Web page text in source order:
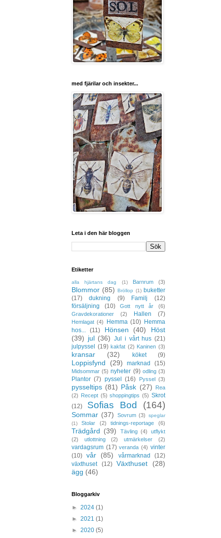
med fjärilar och insekter...
Leta i den här bloggen
Etiketter
alla hjärtans dag (1) Barnrum (3)
Blommor (85) Bröllop (1) buketter
(17)
dukning (9) Familj
(12)
försäljning
(10) Gott nytt år
(6)
Gravdekorationer
(2) Hallen (7)
Hemlagat (4) Hemma (10) Hemma
hos...
(11) Hönsen (40)
Höst
(39) jul (36) Jul i vårt hus (21)
julpyssel
(19) kakfat (2) Kaninen (3)
kransar (32) köket (9)
Loppisfynd (29) marknad (15)
Midsommar (5) nyheter (9) odling (3)
Plantor (7) pyssel (16) Pyssel (3)
pysseltips (81) Påsk (27)
Rea
(2) Recept (5) shoppingtips (5) Skrot
(12)
Sofias Bod (164)
Sommar (37) Sovrum (3)
speglar
(1)
Stolar (2) tidnings-reportage (6)
Trädgård (39) Tävling (4)
utflykt
(2)
utlottning (2) utmärkelser (2)
vardagsrum (17) veranda (4) vinter
(10) vår (85) vårmarknad
(12)
växthuset
(12) Växthuset
(28)
ägg (46)
Bloggarkiv
► 2024 (1)
► 2021 (1)
► 2020 (5)